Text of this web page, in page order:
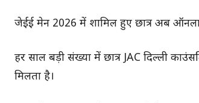
जेईई मेन 2026 में शामिल हुए छात्र अब
हर साल बड़ी संख्या में छात्र JAC दिल्ली
मिलता है।